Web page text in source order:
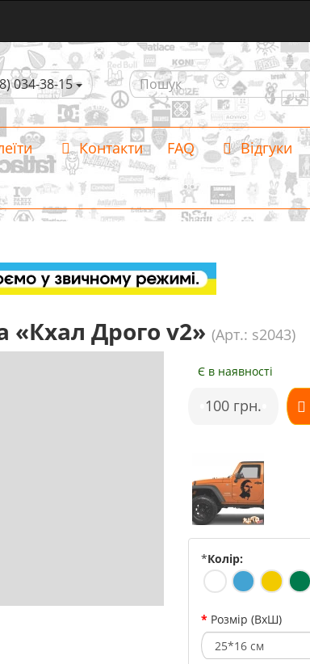
034-38-15
Контакти FAQ Відгуки
«Кхал Дрого v2» (Арт.: s2043)
Є в наявності
100 грн.
*Колір:
Розмір (ВхШ)